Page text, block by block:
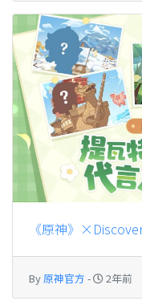
《原神》
By 原神官方 - 2年前